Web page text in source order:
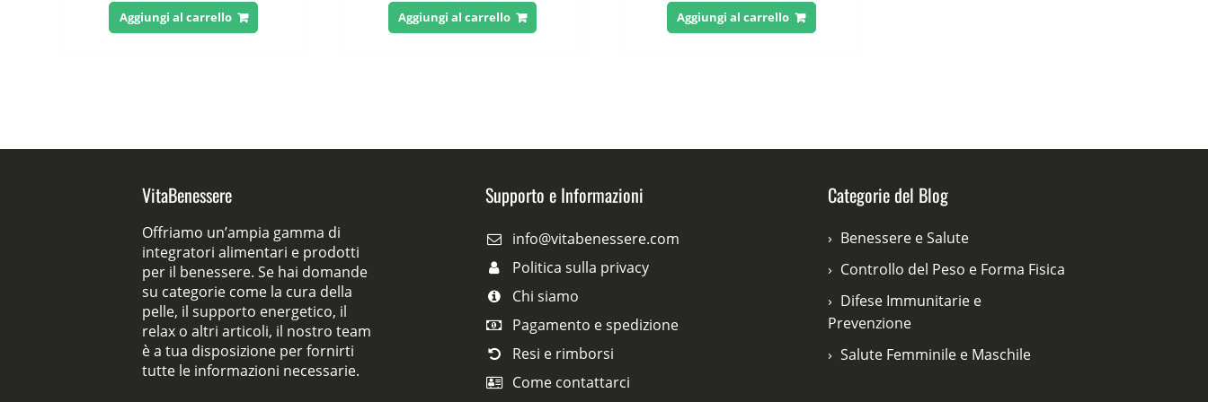
originale
era:
attuale
è:
Aggiungi al carrello
originale
era:
attuale
è:
Aggiungi al carrello
originale
era:
attuale
è:
Aggiungi al carrello
VitaBenessere
Offriamo un’ampia gamma di
integratori alimentari e prodotti
per il benessere. Se hai domande
su categorie come la cura della
pelle, il supporto energetico, il
relax o altri articoli, il nostro team
è a tua disposizione per fornirti
tutte le informazioni necessarie.
Supporto e Informazioni
info@vitabenessere.com
Politica sulla privacy
Chi siamo
Pagamento e spedizione
Resi e rimborsi
Come contattarci
Categorie del Blog
Benessere e Salute
Controllo del Peso e Forma Fisica
Difese Immunitarie e
Prevenzione
Salute Femminile e Maschile